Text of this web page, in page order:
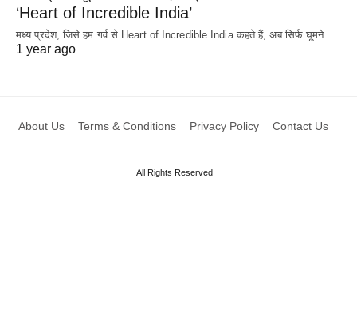
‘Heart of Incredible India’
मध्य प्रदेश, जिसे हम गर्व से Heart of Incredible India कहते हैं, अब सिर्फ घूमने…
1 year ago
About Us Terms & Conditions Privacy Policy Contact Us
All Rights Reserved